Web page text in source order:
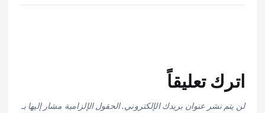
اترك تعليقاً
لن يتم نشر عنوان بريدك الإلكتروني.الحقول الإلزامية مشار إليها بـ